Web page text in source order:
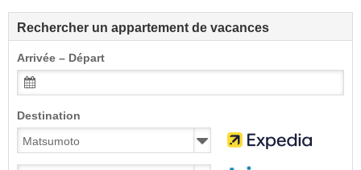
Rechercher un appartement de vacances
Arrivée – Départ
Destination